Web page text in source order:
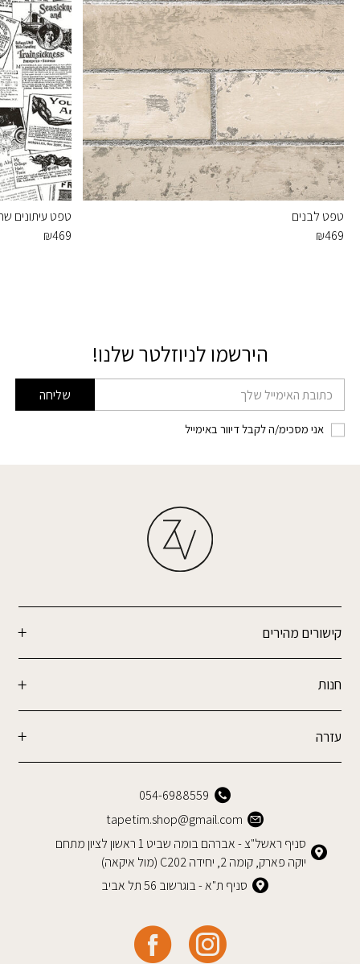
טפט לבנים
₪469
טפט עיתונים
₪469
הירשמו לניוזלטר שלנו!
דוא׳׳ל שליחה
אני מסכימ/ה לקבל דיוור באימייל
קישורים מהירים
חנות
עזרה
054-6988559
tapetim.shop@gmail.com
סניף ראשל"צ - אברהם בומה שביט 1 ראשון לציון מתחם
יוקה פארק, קומה 2, יחידה C202 (מול איקאה)
סניף ת"א - בוגרשוב 56 תל אביב